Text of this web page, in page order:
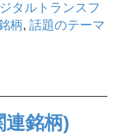
タルトランスフ
柄, 話題のテーマ
連銘柄)